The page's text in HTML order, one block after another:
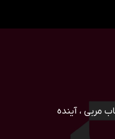
مربی ، آینده